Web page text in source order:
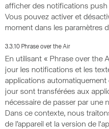
afficher des notifications
Vous pouvez activer et
moment dans les paramètres
3.3.10 Phrase over the Air
En utilisant « Phrase over the
jour les notifications et les
applications automatiquement
jour sont transférées aux
nécessaire de passer par une
Dans ce contexte, nous
de l’appareil et la version de